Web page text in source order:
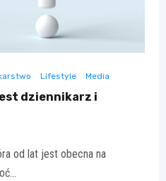
Lifestyle Media
dziennikarz i
od lat jest obecna na